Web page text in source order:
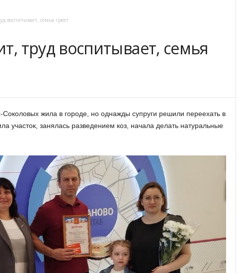
воспитывает, семья греет
труд воспитывает, семья
Соколовых жила в городе, но однажды супруги решили переехать в
участок, занялась разведением коз, начала делать натуральные